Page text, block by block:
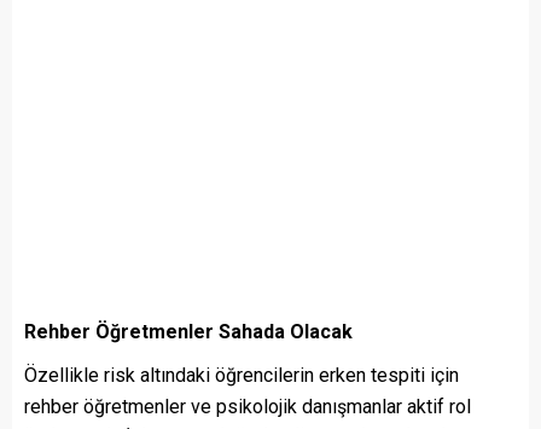
Rehber Öğretmenler Sahada Olacak
Özellikle risk altındaki öğrencilerin erken tespiti için
rehber öğretmenler ve psikolojik danışmanlar aktif rol